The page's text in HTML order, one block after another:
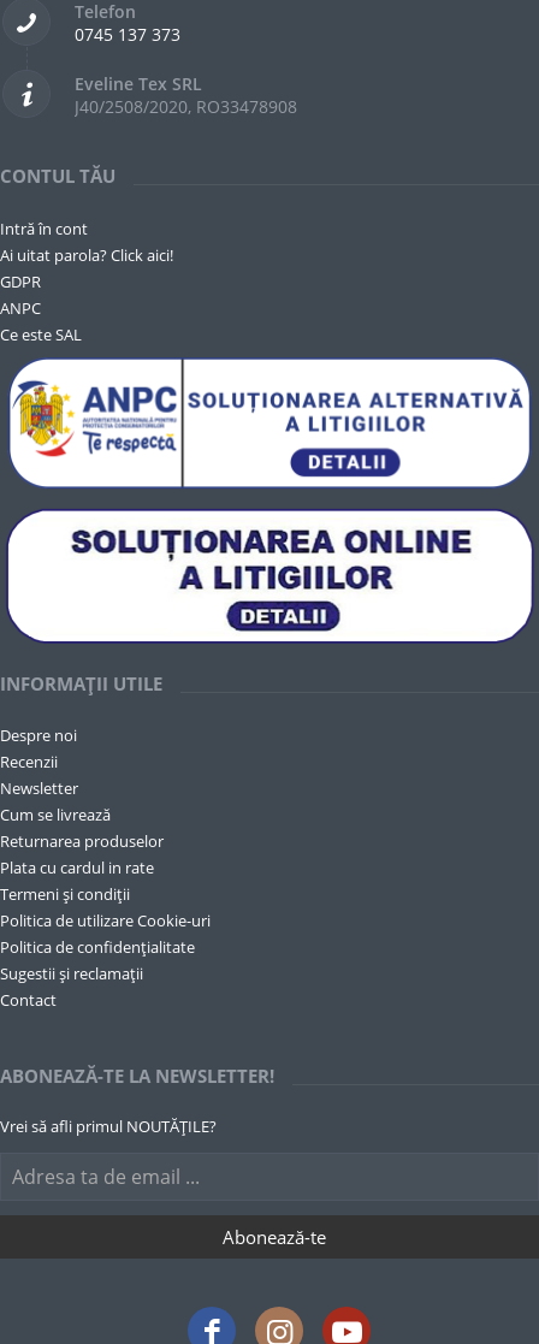
Telefon
0745 137 373
Eveline Tex SRL
J40/2508/2020, RO33478908
CONTUL TĂU
Intră în cont
Ai uitat parola? Click aici!
GDPR
ANPC
Ce este SAL
INFORMAȚII UTILE
Despre noi
Recenzii
Newsletter
Cum se livrează
Returnarea produselor
Plata cu cardul in rate
Termeni și condiții
Politica de utilizare Cookie-uri
Politica de confidențialitate
Sugestii și reclamații
Contact
ABONEAZĂ-TE LA NEWSLETTER!
Vrei să afli primul NOUTĂȚILE?